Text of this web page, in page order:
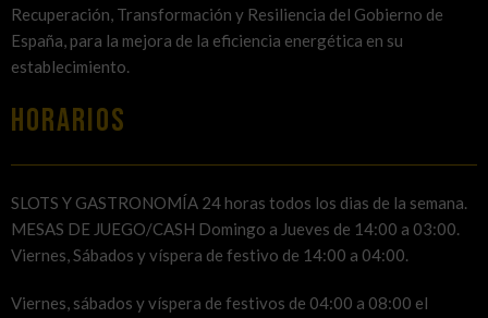
Recuperación, Transformación y Resiliencia del Gobierno de
España, para la mejora de la eficiencia energética en su
establecimiento.
HORARIOS
SLOTS Y GASTRONOMÍA 24 horas todos los dias de la semana.
MESAS DE JUEGO/CASH Domingo a Jueves de 14:00 a 03:00.
Viernes, Sábados y víspera de festivo de 14:00 a 04:00.
Viernes, sábados y víspera de festivos de 04:00 a 08:00 el